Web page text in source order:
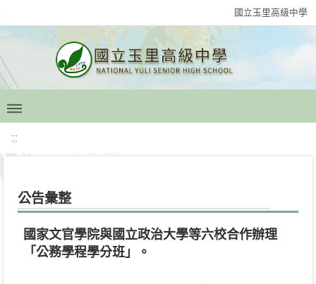
國立玉里高級中學
:::
公告彙整
國家文官學院與國立政治大學等六校合作辦理
「公務學程學分班」。